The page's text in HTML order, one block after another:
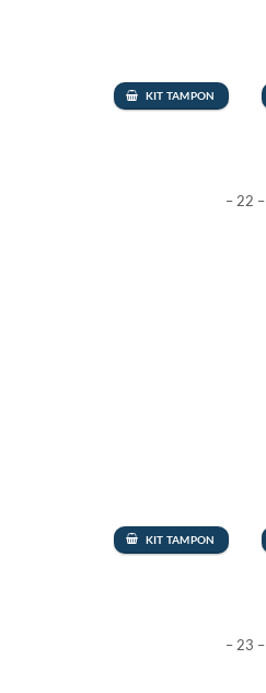
KIT TAMPON
– 22 –
KIT TAMPON
– 23 –